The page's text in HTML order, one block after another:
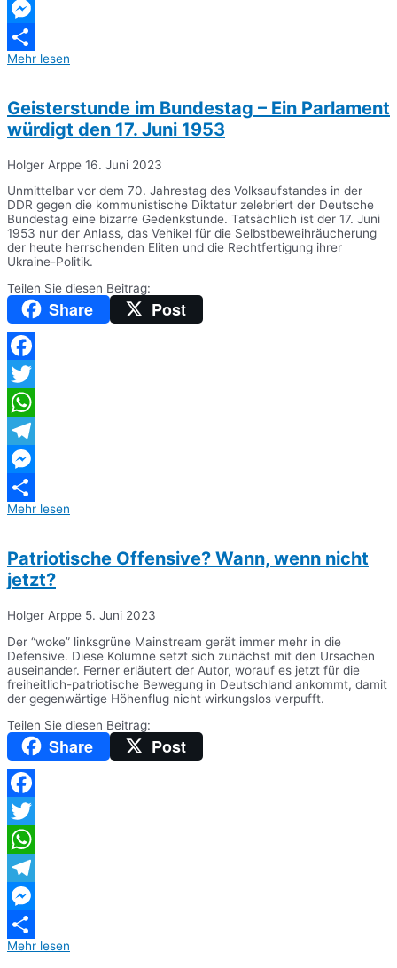
Telegram
Messenger
Teilen
Mehr lesen
Geisterstunde im Bundestag – Ein Parlament
würdigt den 17. Juni 1953
Holger Arppe 16. Juni 2023
Unmittelbar vor dem 70. Jahrestag des Volksaufstandes in der
DDR gegen die kommunistische Diktatur zelebriert der Deutsche
Bundestag eine bizarre Gedenkstunde. Tatsächlich ist der 17. Juni
1953 nur der Anlass, das Vehikel für die Selbstbeweihräucherung
der heute herrschenden Eliten und die Rechtfertigung ihrer
Ukraine-Politik.
Teilen Sie diesen Beitrag:
Share Post
Facebook
Twitter
WhatsApp
Telegram
Messenger
Teilen
Mehr lesen
Patriotische Offensive? Wann, wenn nicht
jetzt?
Holger Arppe 5. Juni 2023
Der “woke” linksgrüne Mainstream gerät immer mehr in die
Defensive. Diese Kolumne setzt sich zunächst mit den Ursachen
auseinander. Ferner erläutert der Autor, worauf es jetzt für die
freiheitlich-patriotische Bewegung in Deutschland ankommt, damit
der gegenwärtige Höhenflug nicht wirkungslos verpufft.
Teilen Sie diesen Beitrag:
Share Post
Facebook
Twitter
WhatsApp
Telegram
Messenger
Teilen
Mehr lesen